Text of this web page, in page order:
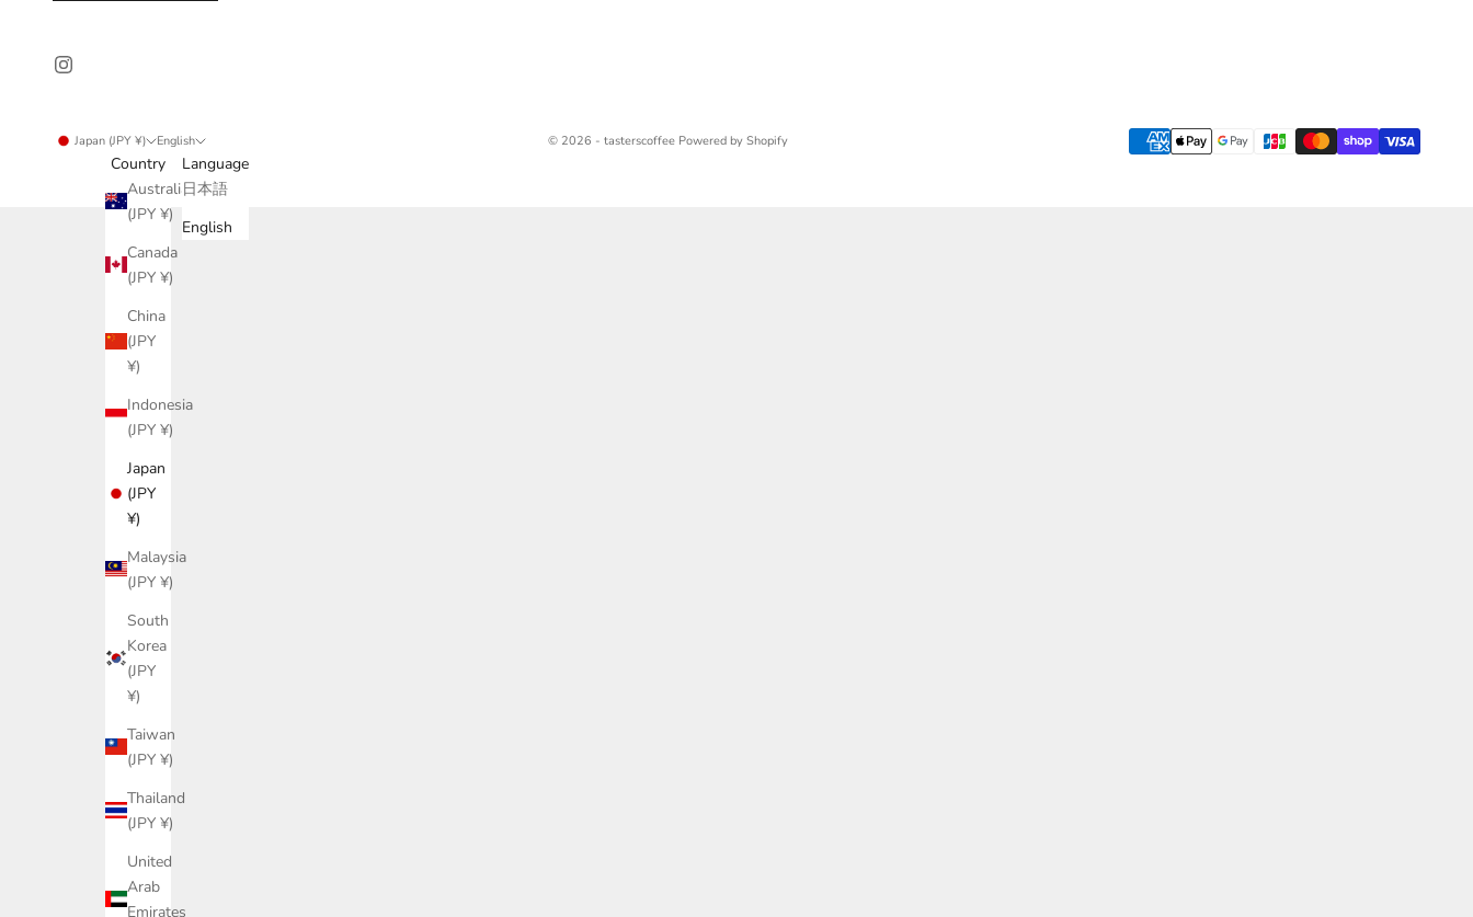
Japan (JPY ¥)
Country
Australia
(JPY ¥)
Canada
(JPY ¥)
China
(JPY
¥)
Indonesia
(JPY ¥)
Japan
(JPY
¥)
Malaysia
(JPY ¥)
South
Korea
(JPY
¥)
Taiwan
(JPY ¥)
Thailand
(JPY ¥)
United
Arab
Emirates
English
Language
日本語
English
© 2026 - tasterscoffee Powered by Shopify